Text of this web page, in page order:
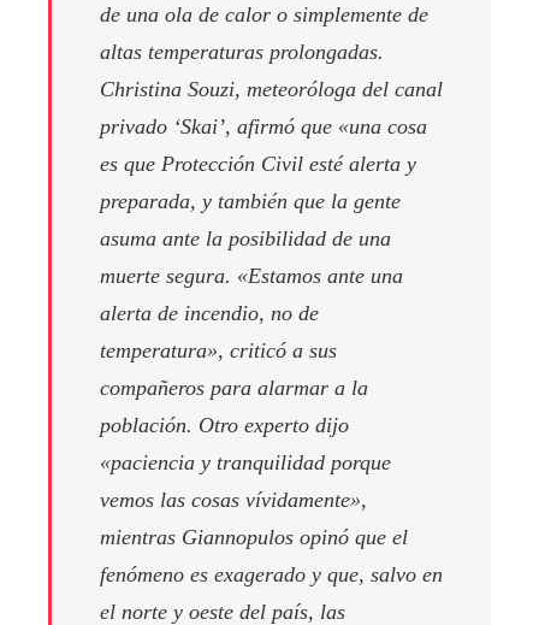
de una ola de calor o simplemente de
altas temperaturas prolongadas.
Christina Souzi, meteoróloga del canal
privado ‘Skai’, afirmó que «una cosa
es que Protección Civil esté alerta y
preparada, y también que la gente
asuma ante la posibilidad de una
muerte segura. «Estamos ante una
alerta de incendio, no de
temperatura», criticó a sus
compañeros para alarmar a la
población. Otro experto dijo
«paciencia y tranquilidad porque
vemos las cosas vívidamente»,
mientras Giannopulos opinó que el
fenómeno es exagerado y que, salvo en
el norte y oeste del país, las